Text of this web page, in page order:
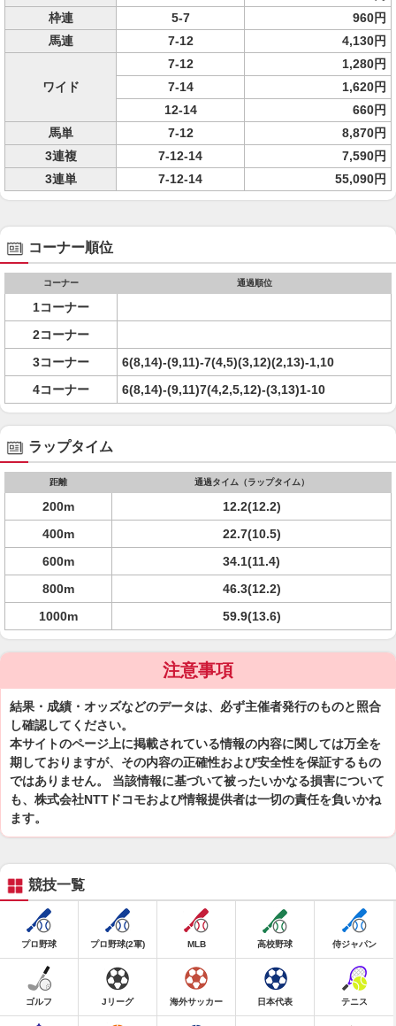
枠連
5-7
960円
馬連
7-12 4,130円
ワイド
7-12
1,280円
7-14
1,620円
12-14
660円
馬単
7-12
8,870円
3連複
7-12-14
7,590円
3連単
7-12-14 55,090円
コーナー順位
コーナー 通過順位
1コーナー
2コーナー
3コーナー
6(8,14)-(9,11)-7(4,5)(3,12)(2,13)-1,10
4コーナー
6(8,14)-(9,11)7(4,2,5,12)-(3,13)1-10
ラップタイム
距離 通過タイム（ラップタイム）
200m
12.2(12.2)
400m
22.7(10.5)
600m
34.1(11.4)
800m
46.3(12.2)
1000m
59.9(13.6)
注意事項
結果・成績・オッズなどのデータは、必ず主催者発行のものと照合
し確認してください。
本サイトのページ上に掲載されている情報の内容に関しては万全を
期しておりますが、その内容の正確性および安全性を保証するもの
ではありません。 当該情報に基づいて被ったいかなる損害について
も、株式会社NTTドコモおよび情報提供者は一切の責任を負いかね
ます。
競技一覧
プロ野球 プロ野球(2軍) MLB 高校野球 侍ジャパン
ゴルフ Jリーグ 海外サッカー 日本代表 テニス